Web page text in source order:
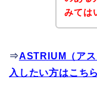
みては
⇒ASTRIUM（ア
入したい方はこちら